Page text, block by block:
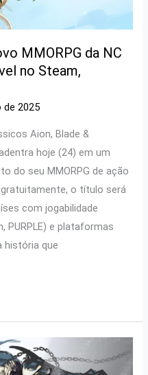
MMORPG da NC
no Steam,
de 2025
Aion, Blade &
hoje (24) em um
do seu MMORPG de ação
gratuitamente, o título será
com jogabilidade
PURPLE) e plataformas
história que